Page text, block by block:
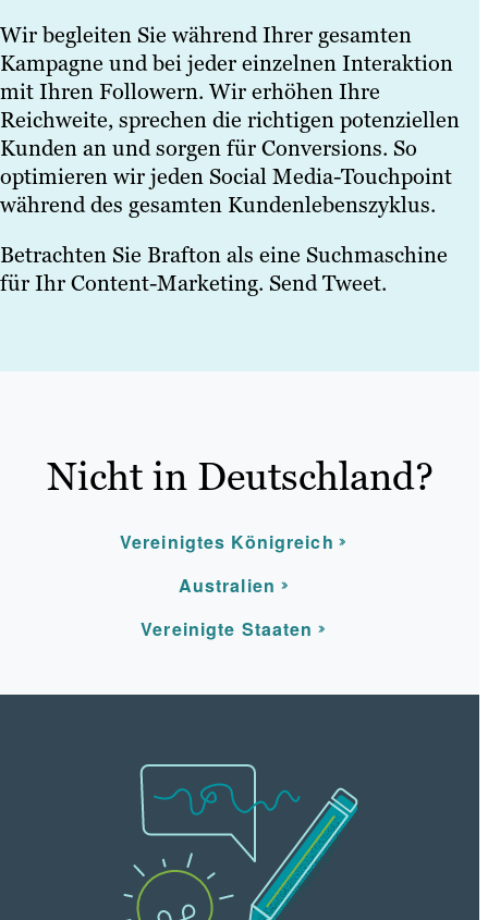
Wir begleiten Sie während Ihrer gesamten
Kampagne und bei jeder einzelnen Interaktion
mit Ihren Followern. Wir erhöhen Ihre
Reichweite, sprechen die richtigen potenziellen
Kunden an und sorgen für Conversions. So
optimieren wir jeden Social Media-Touchpoint
während des gesamten Kundenlebenszyklus.
Betrachten Sie Brafton als eine Suchmaschine
für Ihr Content-Marketing. Send Tweet.
Nicht in Deutschland?
Vereinigtes Königreich
Australien
Vereinigte Staaten